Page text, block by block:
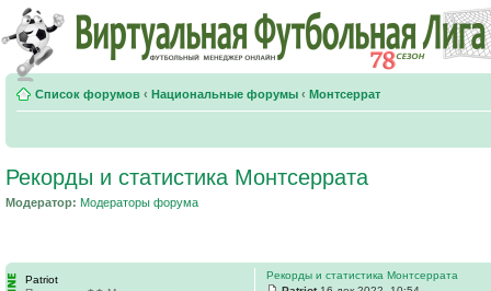
Список форумов ‹ Национальные форумы ‹ Монтсеррат
Рекорды и статистика Монтсеррата
Модератор: Модераторы форума
Рекорды и статистика Монтсеррата
Patriot